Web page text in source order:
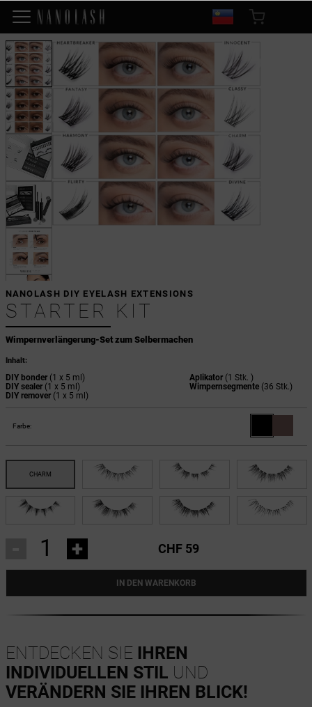
Wimpernverlängerung-Set zum Selbermachen
NANOLASH DIY EYELASH EXTENSIONS
STARTER KIT
Inhalt:
DIY bonder(1 x 5 ml)
DIY sealer(1 x 5 ml)
DIY remover(1 x 5 ml)
Aplikator (1 Stk. )
Wimpernsegmente (36 Stk.)
Farbe:
+ CHF 59
IN DEN WARENKORB
ENTDECKEN SIE IHREN
INDIVIDUELLEN STIL UND
VERÄNDERN SIE IHREN BLICK!